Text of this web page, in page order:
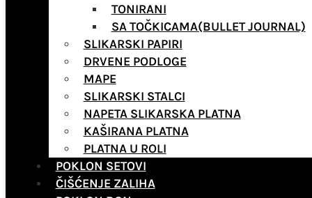
TONIRANI
SA TOČKICAMA(BULLET JOURNAL)
SLIKARSKI PAPIRI
DRVENE PODLOGE
MAPE
SLIKARSKI STALCI
NAPETA SLIKARSKA PLATNA
KAŠIRANA PLATNA
PLATNA U ROLI
POKLON SETOVI
ČIŠĆENJE ZALIHA